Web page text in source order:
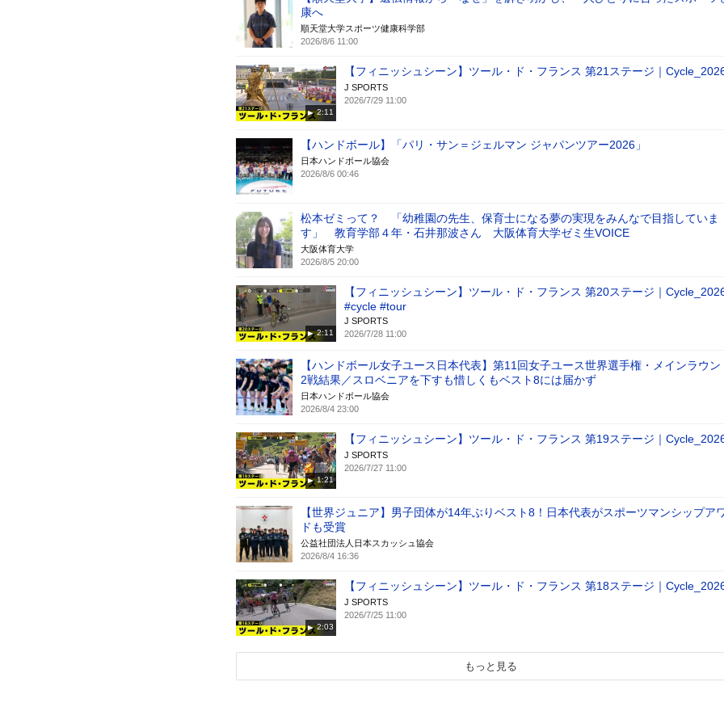
康へ
順天堂大学スポーツ健康科学部
2026/8/6 11:00
2:11
【フィニッシュシーン】ツール・ド・フランス 第21ステージ｜
J SPORTS
2026/7/29 11:00
【ハンドボール】「パリ・サン＝ジェルマン ジャパンツアー2026」
日本ハンドボール協会
2026/8/6 00:46
松本ゼミって？ 「幼稚園の先生、保育士になる夢の実現をみんなで目指していま
す」 教育学部４年・石井那波さん 大阪体育大学ゼミ生VOICE
大阪体育大学
2026/8/5 20:00
2:11
【フィニッシュシーン】ツール・ド・フランス 第20ステージ｜
#cycle #tour
J SPORTS
2026/7/28 11:00
【ハンドボール女子ユース日本代表】第11回女子ユース世界選手権・メインラウン
2戦結果／スロベニアを下すも惜しくもベスト8には届かず
日本ハンドボール協会
2026/8/4 23:00
1:21
【フィニッシュシーン】ツール・ド・フランス 第19ステージ｜
J SPORTS
2026/7/27 11:00
【世界ジュニア】男子団体が14年ぶりベスト8！日本代表がスポーツマンシップア
ドも受賞
公益社団法人日本スカッシュ協会
2026/8/4 16:36
2:03
【フィニッシュシーン】ツール・ド・フランス 第18ステージ｜
J SPORTS
2026/7/25 11:00
もっと見る